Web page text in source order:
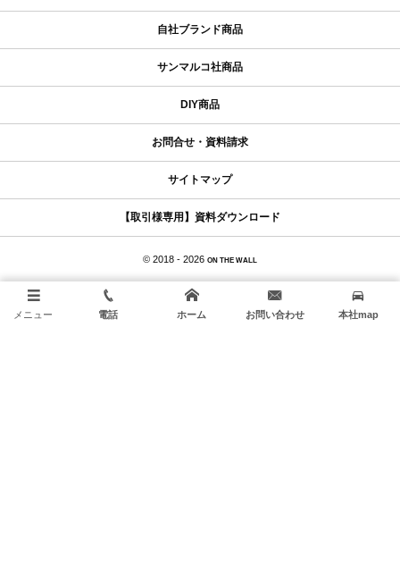
自社ブランド商品
サンマルコ社商品
DIY商品
お問合せ・資料請求
サイトマップ
【取引様専用】資料ダウンロード
© 2018 - 2026 ON THE WALL
メニュー 電話 ホーム お問い合わせ 本社map